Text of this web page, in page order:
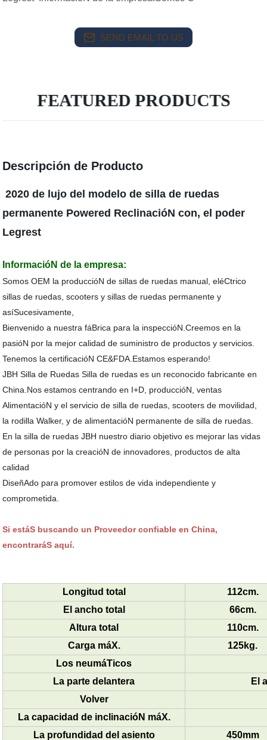
SEND EMAIL TO US
FEATURED PRODUCTS
Descripción de Producto
2020 de lujo del modelo de silla de ruedas
permanente Powered ReclinacióN con, el poder
Legrest
InformacióN de la empresa:
Somos OEM la produccióN de sillas de ruedas manual, eléCtrico
sillas de ruedas, scooters y sillas de ruedas permanente y
asíSucesivamente,
Bienvenido a nuestra fáBrica para la inspeccióN.Creemos en la
pasióN por la mejor calidad de suministro de productos y servicios.
Tenemos la certificacióN CE&FDA.Estamos esperando!
JBH Silla de Ruedas Silla de ruedas es un reconocido fabricante en
China.Nos estamos centrando en I+D, produccióN, ventas
AlimentacióN y el servicio de silla de ruedas, scooters de movilidad,
la rodilla Walker, y de alimentacióN permanente de silla de ruedas.
En la silla de ruedas JBH nuestro diario objetivo es mejorar las vidas
de personas por la creacióN de innovadores, productos de alta
calidad
DiseñAdo para promover estilos de vida independiente y
comprometida.
Si estáS buscando un Proveedor confiable en China,
encontraráS aquí.
Longitud total
112cm.
El ancho total
66cm.
Altura total
110cm.
Carga máX.
125kg.
Los neumáTicos
La parte delantera
El
Volver
La capacidad de inclinacióN máX.
La profundidad del asiento
450mm